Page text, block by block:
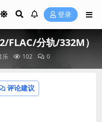
登录
FLAC/分轨/332M）
乐 102 0
评论建议